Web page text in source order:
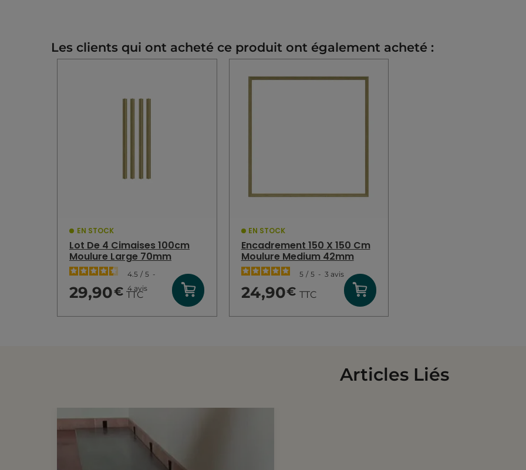
Les clients qui ont acheté ce produit ont également acheté :
EN STOCK
Lot De 4 Cimaises 100cm
Moulure Large 70mm
4.5 / 5 -
4avis
29,90€ TTC
EN STOCK
Encadrement 150 X 150 Cm
Moulure Medium 42mm
5 / 5 - 3 avis
24,90€ TTC
Articles Liés